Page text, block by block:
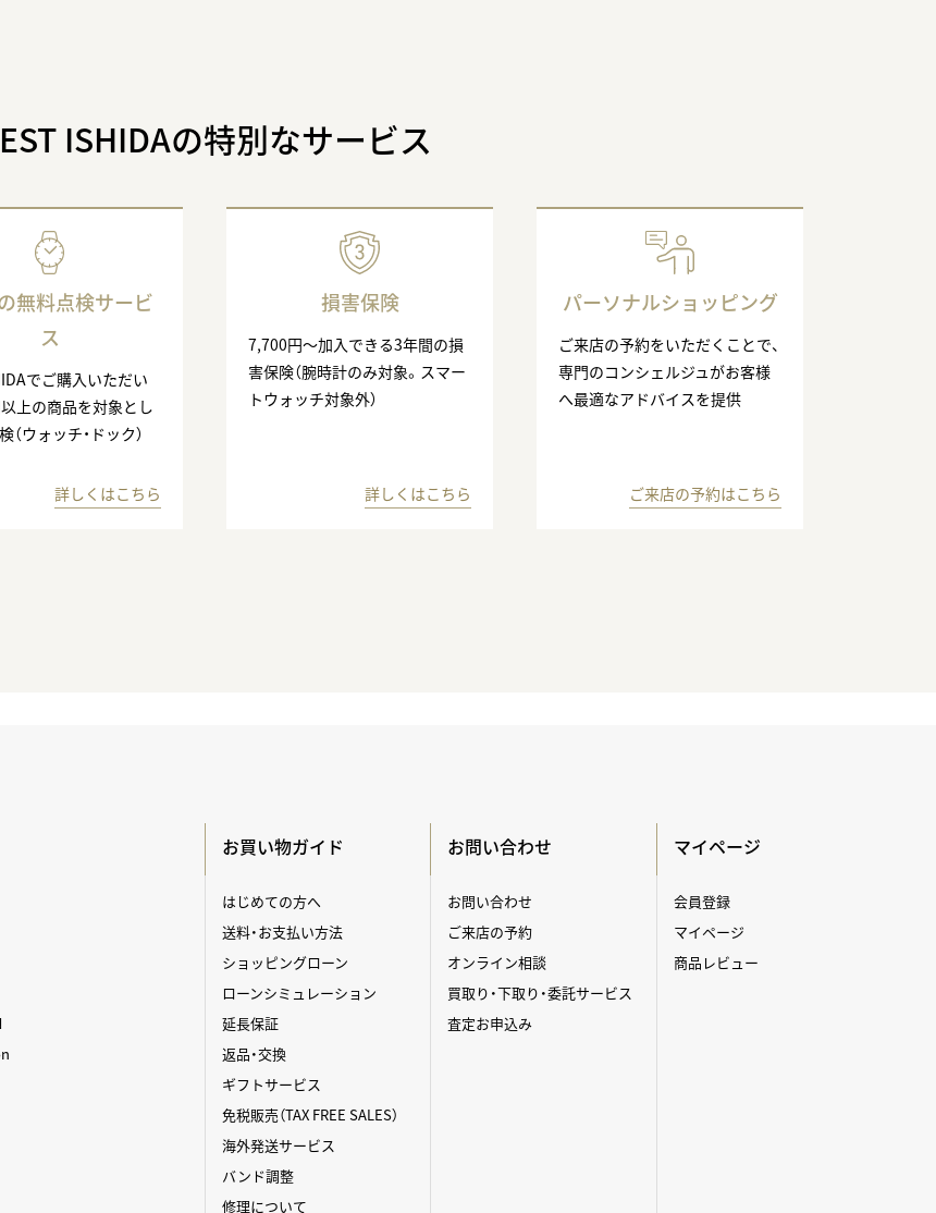
ISHIDAの特別なサービス
無料点検サービ
ス
でご購入いただい
上の商品を対象とし
（ウォッチ・ドック）
詳しくはこちら
損害保険
7,700円〜加入できる3年間の損
害保険（腕時計のみ対象。スマー
トウォッチ対象外）
詳しくはこちら
パーソナルショッピング
ご来店の予約をいただくことで、
専門のコンシェルジュがお客様
へ最適なアドバイスを提供
ご来店の予約はこちら
お買い物ガイド
はじめての方へ
送料・お支払い方法
ショッピングローン
ローンシミュレーション
延長保証
返品・交換
ギフトサービス
免税販売（TAX FREE SALES）
海外発送サービス
バンド調整
修理について
お問い合わせ
お問い合わせ
ご来店の予約
オンライン相談
買取り・下取り・委託サービス
査定お申込み
マイページ
会員登録
マイページ
商品レビュー